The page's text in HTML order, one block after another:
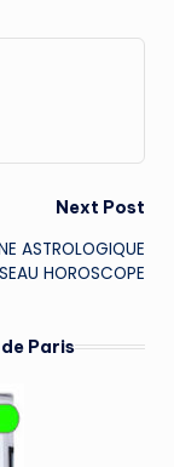
Next Post
ASTROLOGIQUE
HOROSCOPE
Paris